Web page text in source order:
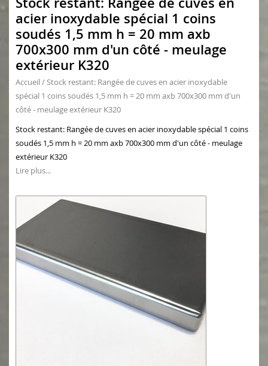
acier inoxydable spécial 1 coins
soudés 1,5 mm h = 20 mm axb
700x300 mm d'un côté - meulage
extérieur K320
Accueil /Stock restant: Rangée de cuves en acier inoxydable
spécial 1 coins soudés 1,5 mm h = 20 mm axb 700x300 mm d'un
côté - meulage extérieur K320
Stock restant: Rangée de cuves en acier inoxydable spécial 1 coins
soudés 1,5 mm h = 20 mm axb 700x300 mm d'un côté - meulage
extérieur K320
Lire plus...